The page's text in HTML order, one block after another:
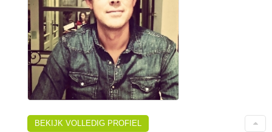
BEKIJK VOLLEDIG PROFIEL